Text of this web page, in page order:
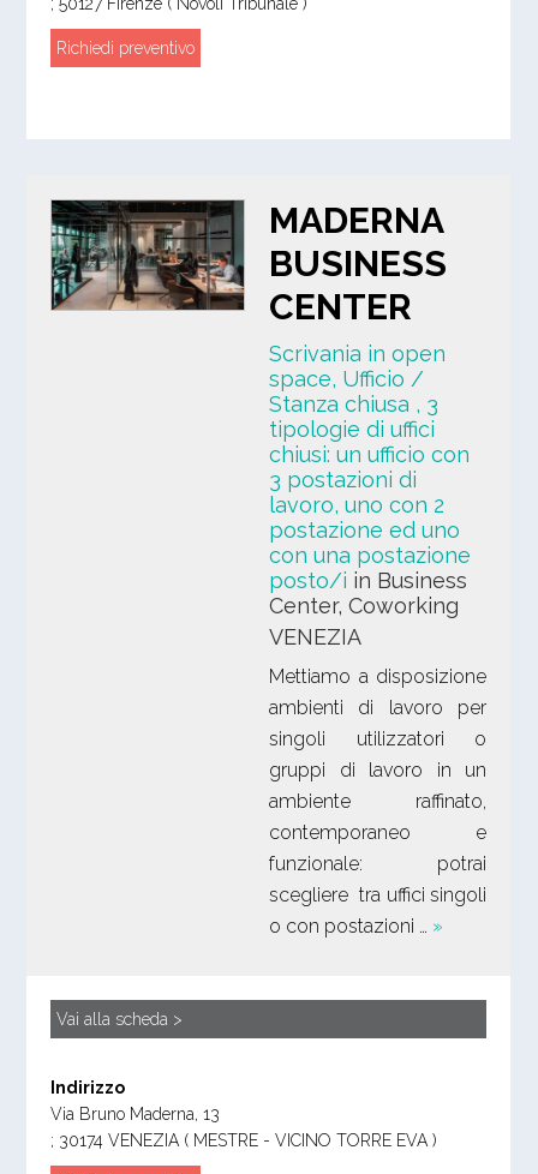
Richiedi preventivo
MADERNA
BUSINESS
CENTER
Scrivania in open
space, Ufficio /
Stanza chiusa , 3
tipologie di uffici
chiusi: un ufficio con
3 postazioni di
lavoro, uno con 2
postazione ed uno
con una postazione
posto/i in Business
Center, Coworking
VENEZIA
Mettiamo a disposizione
ambienti di lavoro per
singoli utilizzatori o
gruppi di lavoro in un
ambiente raffinato,
contemporaneo e
funzionale: potrai
scegliere tra uffici singoli
o con postazioni … »
Vai alla scheda >
Indirizzo
Via Bruno Maderna, 13
; 30174VENEZIA ( MESTRE - VICINO TORRE EVA )